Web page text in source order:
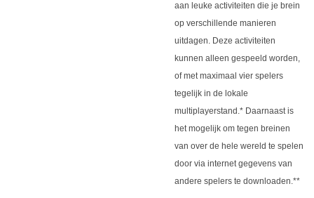
aan leuke activiteiten die je brein
op verschillende manieren
uitdagen. Deze activiteiten
kunnen alleen gespeeld worden,
of met maximaal vier spelers
tegelijk in de lokale
multiplayerstand.* Daarnaast is
het mogelijk om tegen breinen
van over de hele wereld te spelen
door via internet gegevens van
andere spelers te downloaden.**